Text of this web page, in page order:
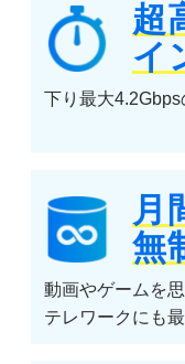
超
イ
下り最大
月
無
動画やゲームを
テレワークにも最